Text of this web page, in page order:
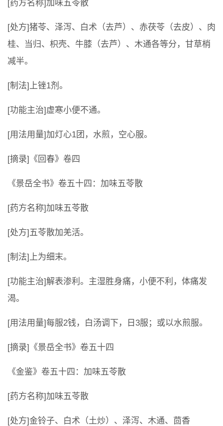
[药方名称]加味五苓散
[处方]猪苓、泽泻、白术（去芦）、赤茯苓（去皮）、肉
桂、当归、枳壳、牛膝（去芦）、木通各等分，甘草梢
减半。
[制法]上锉1剂。
[功能主治]虚寒小便不通。
[用法用量]加灯心1团，水煎，空心服。
[摘录]《回春》卷四
《景岳全书》卷五十四：加味五苓散
[药方名称]加味五苓散
[处方]五苓散加羌活。
[制法]上为细末。
[功能主治]解表渗利。主湿胜身痛，小便不利，体痛发
渴。
[用法用量]每服2钱，白汤调下，日3服；或以水煎服。
[摘录]《景岳全书》卷五十四
《金鉴》卷五十四：加味五苓散
[药方名称]加味五苓散
[处方]金铃子、白术（土炒）、泽泻、木通、茴香